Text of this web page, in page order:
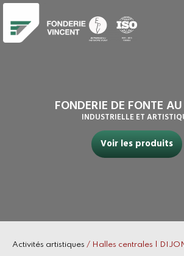
FONDERIE DE FONTE
INDUSTRIELLE ET
Voir les produits
Activités artistiques / Halles centrales |